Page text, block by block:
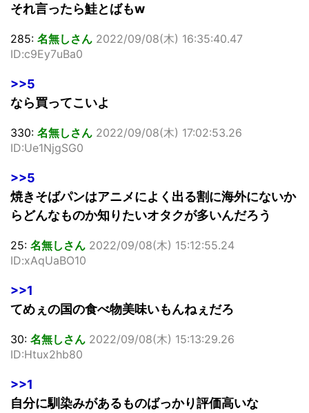
それ言ったら鮭とばもw
285: 名無しさん 2022/09/08(木) 16:35:40.47
ID:c9Ey7uBa0
>>5
なら買ってこいよ
330: 名無しさん 2022/09/08(木) 17:02:53.26
ID:Ue1NjgSG0
>>5
焼きそばパンはアニメによく出る割に海外にないか
らどんなものか知りたいオタクが多いんだろう
25: 名無しさん 2022/09/08(木) 15:12:55.24
ID:xAqUaBO10
>>1
てめぇの国の食べ物美味いもんねぇだろ
30: 名無しさん 2022/09/08(木) 15:13:29.26
ID:Htux2hb80
>>1
自分に馴染みがあるものばっかり評価高いな